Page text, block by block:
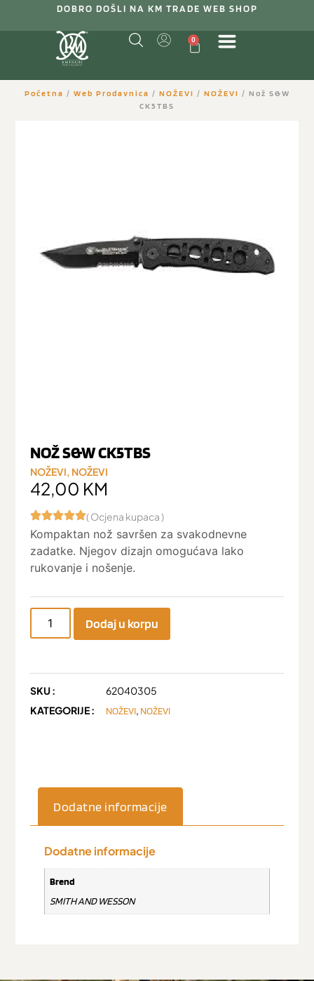
DOBRO DOŠLI NA KM TRADE WEB SHOP
0
Početna / Web Prodavnica / NOŽEVI / NOŽEVI / Nož S&W
CK5TBS
NOŽ S&W CK5TBS
NOŽEVI NOŽEVI
42,00 KM
( Ocjena kupaca )
Kompaktan nož savršen za svakodnevne
zadatke. Njegov dizajn omogućava lako
rukovanje i nošenje.
Dodaj u korpu
SKU :
62040305
KATEGORIJE :
NOŽEVI, NOŽEVI
Dodatne informacije
Dodatne informacije
Brend
SMITH AND WESSON